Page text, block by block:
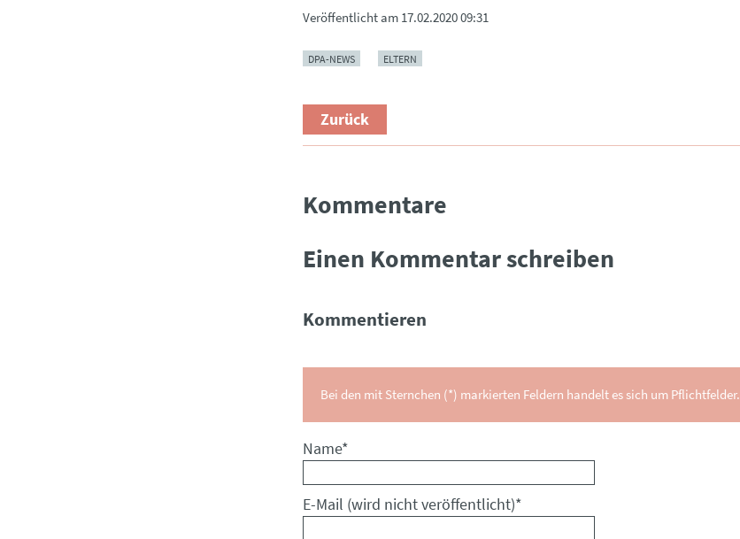
Veröffentlicht am 17.02.2020 09:31
DPA-NEWS ELTERN
Zurück
Kommentare
Einen Kommentar schreiben
Kommentieren
Bei den mit Sternchen (*) markierten Feldern handelt es sich um Pflichtfelder.
Pflichtfeld
Name*
Pflichtfeld
E-Mail (wird nicht veröffentlicht)*